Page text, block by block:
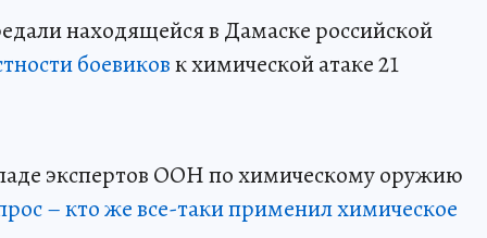
находящейся в Дамаске российской
боевиковк химической атаке 21
экспертов ООН по химическому оружию
– кто же все-таки применил химическое